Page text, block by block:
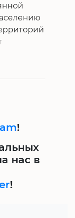
!
нас в
!